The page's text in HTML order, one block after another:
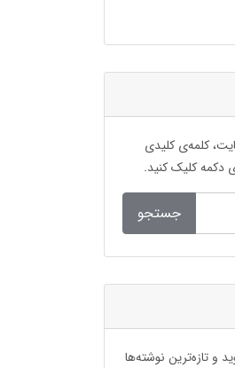
کلمه‌ی کلیدی
دکمه کلیک کنید.
جستجو
و تازه‌ترین نوشته‌ها